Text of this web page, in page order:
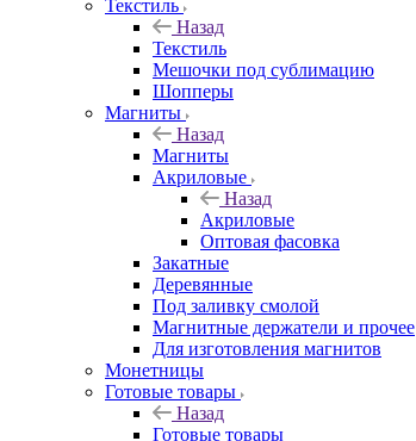
Текстиль
Назад
Текстиль
Мешочки под сублимацию
Шопперы
Магниты
Назад
Магниты
Акриловые
Назад
Акриловые
Оптовая фасовка
Закатные
Деревянные
Под заливку смолой
Магнитные держатели и прочее
Для изготовления магнитов
Монетницы
Готовые товары
Назад
Готовые товары